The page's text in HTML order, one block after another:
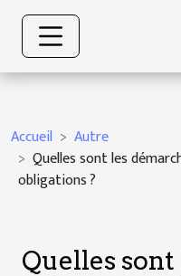
Accueil
Autre
Quelles sont les
obligations ?
Quelles